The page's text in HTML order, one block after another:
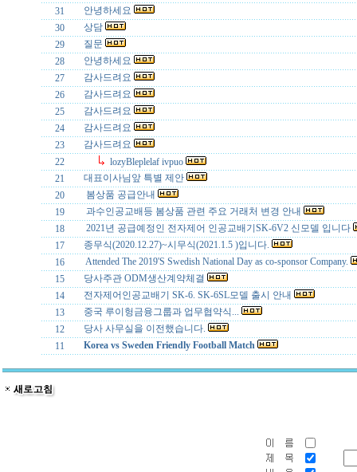
31
안녕하세요
30
상담
29
질문
28
안녕하세요
27
감사드려요
26
감사드려요
25
감사드려요
24
감사드려요
23
감사드려요
22
lozyBleplelaf ivpuo
21
대표이사님앞 특별 제안
20
봄상품 공급안내
19
과수인공교배등 봄상품 관련 주요 거래처 변경 안내
18
2021년 공급예정인 전자제어 인공교배기SK-6V2 신모델 입니다
17
종무식(2020.12.27)~시무식(2021.1.5 )입니다.
16
Attended The 2019'S Swedish National Day as co-sponsor Company.
15
당사주관 ODM생산계약체결
14
전자제어인공교배기 SK-6. SK-6SL모델 출시 안내
13
중국 루이헝금융그룹과 업무협약식...
12
당사 사무실을 이전했습니다.
11
Korea vs Sweden Friendly Football Match